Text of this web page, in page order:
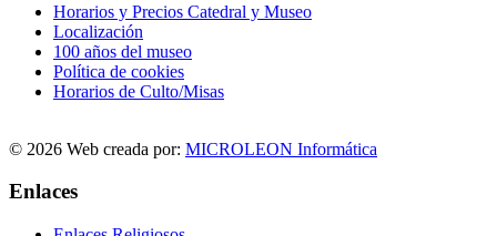
Horarios y Precios Catedral y Museo
Localización
100 años del museo
Política de cookies
Horarios de Culto/Misas
© 2026 Web creada por: MICROLEON Informática
Enlaces